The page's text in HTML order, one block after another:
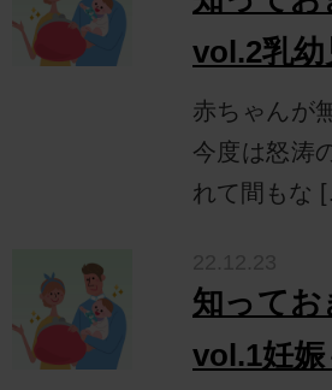
vol.2乳幼
赤ちゃんが
今度は怒涛
れて間もな
知って
vol.1妊娠